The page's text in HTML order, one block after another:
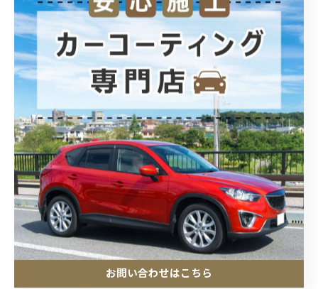
電話番号 :0480-53-6092
--------------------------------------------------------------------
< 前のページ 一覧に戻る 次のページ >
カテゴリー Categories
全てのカテゴリー
フィルム
お問い合わせはこちら